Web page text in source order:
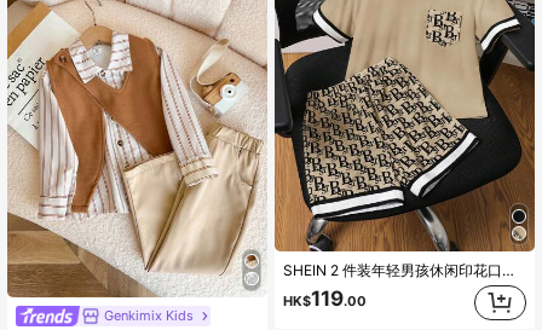
Genkimix Kids
SHEIN 2 件装年轻男孩休闲印花口袋圆领短袖 T 恤和印花针织短裤套装
HK$119.00